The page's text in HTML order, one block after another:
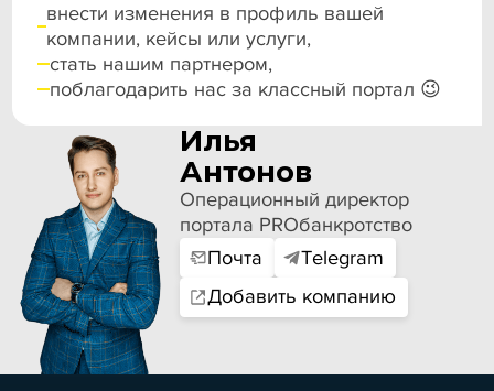
внести изменения в профиль вашей
компании, кейсы или услуги,
стать нашим партнером,
поблагодарить нас за классный портал 😉
Илья
Антонов
Операционный директор
портала PROбанкротство
Почта
Telegram
Добавить компанию